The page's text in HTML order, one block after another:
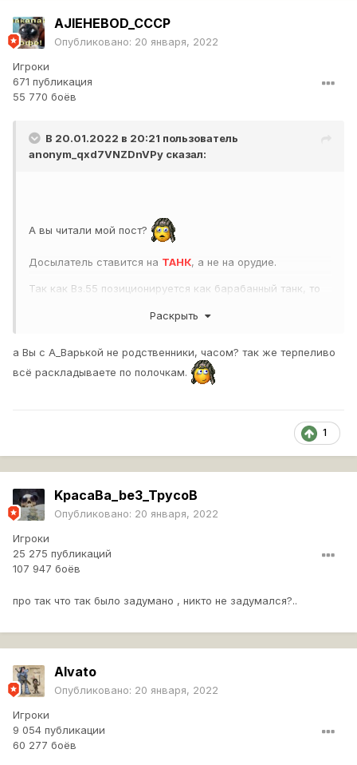
AJlEHEBOD_CCCP
Опубликовано: 20 января, 2022
Игроки
671 публикация
55 770 боёв
В 20.01.2022 в 20:21 пользователь
anonym_qxd7VNZDnVPy сказал:
А вы читали мой пост?
Досылатель ставится на ТАНК, а не на орудие.
Так как Вз.55 позиционируется как барабанный танк, то
слот под более нужное оборудование
Не нужно объяснять что такое танк, а что такое орудие
Раскрыть
а Вы с А_Варькой не родственники, часом? так же терпеливо
всё раскладываете по полочкам.
1
KpacaBa_be3_TpycoB
Опубликовано: 20 января, 2022
Игроки
25 275 публикаций
107 947 боёв
про так что так было задумано , никто не задумался?..
Alvato
Опубликовано: 20 января, 2022
Игроки
9 054 публикации
60 277 боёв